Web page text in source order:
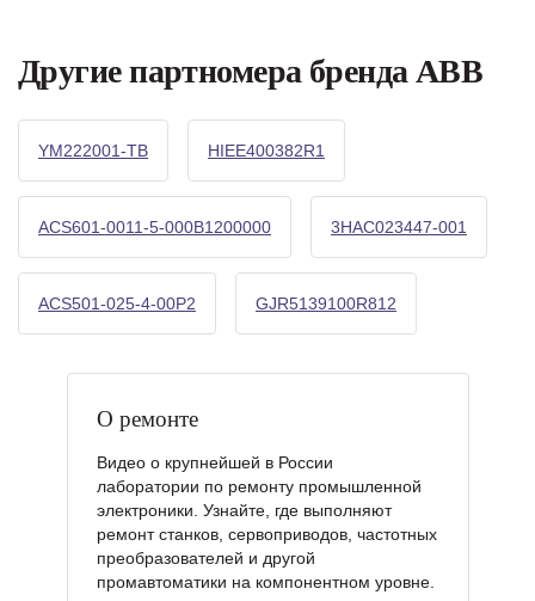
Другие партномера бренда ABB
YM222001-TB HIEE400382R1
ACS601-0011-5-000B1200000 3HAC023447-001
ACS501-025-4-00P2 GJR5139100R812
О ремонте
Видео о крупнейшей в России
лаборатории по ремонту промышленной
электроники. Узнайте, где выполняют
ремонт станков, сервоприводов, частотных
преобразователей и другой
промавтоматики на компонентном уровне.